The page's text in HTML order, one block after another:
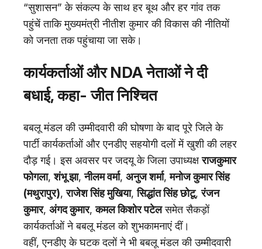
“सुशासन” के संकल्प के साथ हर बूथ और हर गांव तक
पहुंचें ताकि मुख्यमंत्री नीतीश कुमार की विकास की नीतियों
को जनता तक पहुंचाया जा सके।
कार्यकर्ताओं और NDA नेताओं ने दी
बधाई, कहा- जीत निश्चित
बबलू मंडल की उम्मीदवारी की घोषणा के बाद पूरे जिले के
पार्टी कार्यकर्ताओं और एनडीए सहयोगी दलों में खुशी की लहर
दौड़ गई। इस अवसर पर जदयू के जिला उपाध्यक्षराजकुमार
फोगला,शंभू झा,नीलम वर्मा, अनुज शर्मा,मनोज कुमार सिंह
(मथुरापुर),राजेश सिंह मुखिया,सिद्धांत सिंह छोटू,रंजन
कुमार, अंगद कुमार,कमल किशोर पटेलसमेत सैकड़ों
कार्यकर्ताओं ने बबलू मंडल को शुभकामनाएं दीं।
वहीं, एनडीए के घटक दलों ने भी बबलू मंडल की उम्मीदवारी